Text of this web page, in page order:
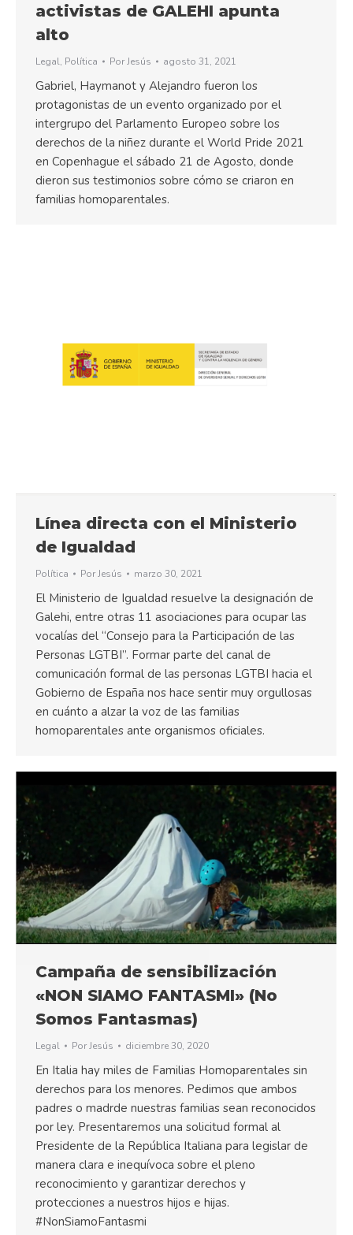
activistas de GALEHI apunta
alto
Legal, Política PorJesús agosto 31, 2021
Gabriel, Haymanot y Alejandro fueron los
protagonistas de un evento organizado por el
intergrupo del Parlamento Europeo sobre los
derechos de la niñez durante el World Pride 2021
en Copenhague el sábado 21 de Agosto, donde
dieron sus testimonios sobre cómo se criaron en
familias homoparentales.
Línea directa con el Ministerio
de Igualdad
Política PorJesús marzo 30, 2021
El Ministerio de Igualdad resuelve la designación de
Galehi, entre otras 11 asociaciones para ocupar las
vocalías del “Consejo para la Participación de las
Personas LGTBI”. Formar parte del canal de
comunicación formal de las personas LGTBI hacia el
Gobierno de España nos hace sentir muy orgullosas
en cuánto a alzar la voz de las familias
homoparentales ante organismos oficiales.
Campaña de sensibilización
«NON SIAMO FANTASMI» (No
Somos Fantasmas)
Legal PorJesús diciembre 30, 2020
En Italia hay miles de Familias Homoparentales sin
derechos para los menores. Pedimos que ambos
padres o madrde nuestras familias sean reconocidos
por ley. Presentaremos una solicitud formal al
Presidente de la República Italiana para legislar de
manera clara e inequívoca sobre el pleno
reconocimiento y garantizar derechos y
protecciones a nuestros hijos e hijas.
#NonSiamoFantasmi